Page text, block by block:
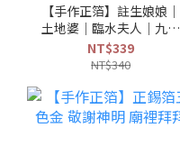
【手作正箔】註生娘娘｜
土地婆｜臨水夫人｜九天
玄女正錫箔金紙
NT$339
NT$340